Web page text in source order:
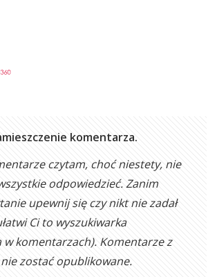
komentarza.
czytam, choć niestety, nie
odpowiedzieć. Zanim
upewnij się czy nikt nie zadał
Ci to wyszukiwarka
w komentarzach). Komentarze z
zostać opublikowane.